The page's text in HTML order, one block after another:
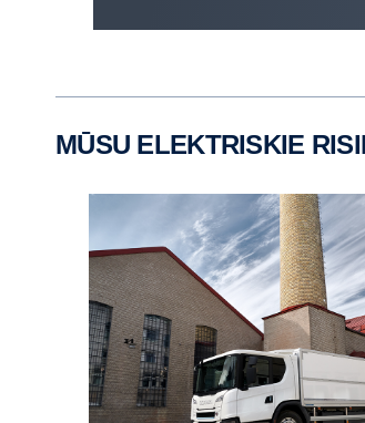
MŪSU ELEKTRISKIE